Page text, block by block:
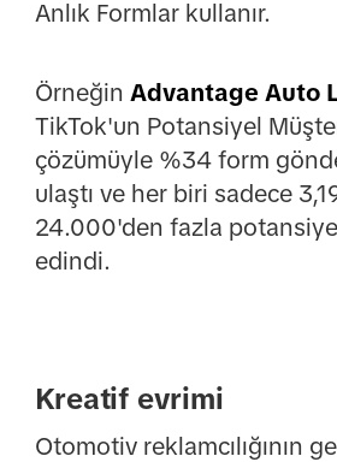
Anlık Formlar kullanır.
Örneğin Advantage Auto
TikTok'un Potansiyel
çözümüyle %34 form
ulaştı ve her biri sadece
24.000'den fazla
edindi.
Kreatif evrimi
Otomotiv reklamcılığının